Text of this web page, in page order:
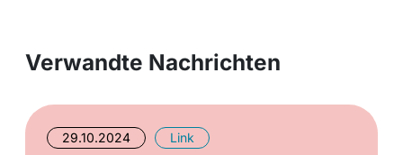
Verwandte Nachrichten
29.10.2024 Link